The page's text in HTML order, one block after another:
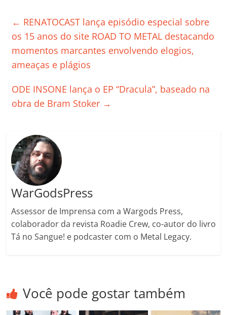
e
b
o
o
k
er l s
A
p
e
dI
n
gl
e
Cl
ss
ro
y
Li
n
p
ar
til
ar
← RENATOCAST lança episódio especial sobre
os 15 anos do site ROAD TO METAL destacando
momentos marcantes envolvendo elogios,
ameaças e plágios
ODE INSONE lança o EP “Dracula”, baseado na
obra de Bram Stoker →
WarGodsPress
Assessor de Imprensa com a Wargods Press,
colaborador da revista Roadie Crew, co-autor do livro
Tá no Sangue! e podcaster com o Metal Legacy.
Você pode gostar também